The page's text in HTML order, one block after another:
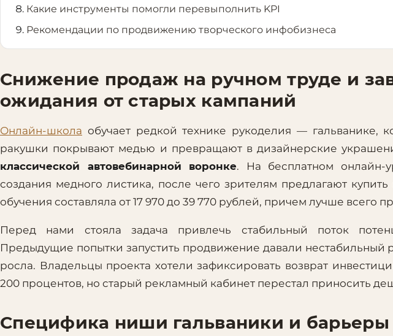
Какие инструменты помогли перевыполнить KPI
Рекомендации по продвижению творческого инфобизнеса
Снижение продаж на ручном труде и
ожидания от старых кампаний
Онлайн-школа обучает редкой технике рукоделия — гальванике,
ракушки покрывают медью и превращают в дизайнерские
классической автовебинарной воронке. На бесплатном онлайн-
создания медного листика, после чего зрителям предлагают
обучения составляла от 17 970 до 39 770 рублей, причем лучше всего
Перед нами стояла задача привлечь стабильный поток
Предыдущие попытки запустить продвижение давали нестабильный
росла. Владельцы проекта хотели зафиксировать возврат
200 процентов, но старый рекламный кабинет перестал приносить
Специфика ниши гальваники и барьеры